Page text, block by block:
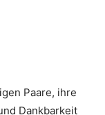
Paare, ihre
Dankbarkeit